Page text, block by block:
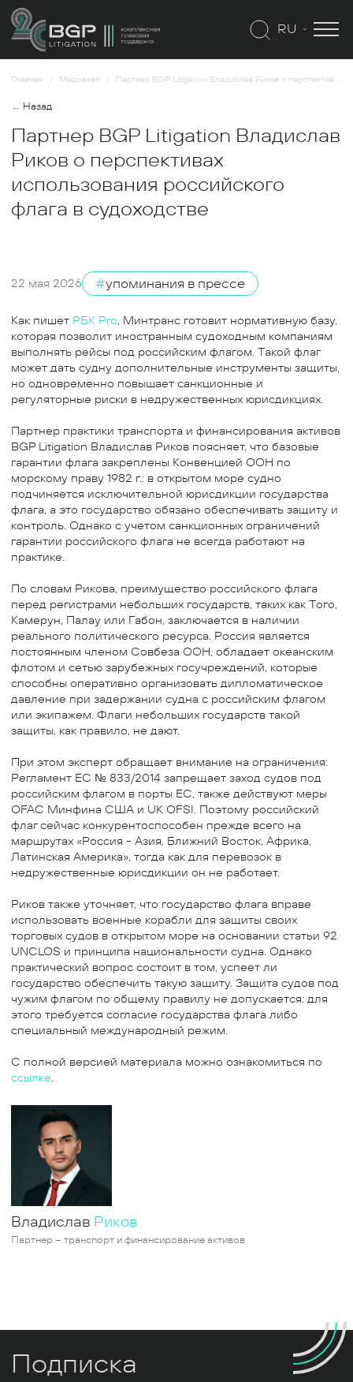
RU
Главная Медиахаб Партнер BGP Litigation Владислав Риков о перспективах использования российского флага в судоходстве
← Назад
Партнер BGP Litigation Владислав
Риков о перспективах
использования российского
флага в судоходстве
22 мая 2026 #упоминания в прессе
Как пишет РБК Pro, Минтранс готовит нормативную базу,
которая позволит иностранным судоходным компаниям
выполнять рейсы под российским флагом. Такой флаг
может дать судну дополнительные инструменты защиты,
но одновременно повышает санкционные и
регуляторные риски в недружественных юрисдикциях.
Партнер практики транспорта и финансирования активов
BGP Litigation Владислав Риков поясняет, что базовые
гарантии флага закреплены Конвенцией ООН по
морскому праву 1982 г.: в открытом море судно
подчиняется исключительной юрисдикции государства
флага, а это государство обязано обеспечивать защиту и
контроль. Однако с учетом санкционных ограничений
гарантии российского флага не всегда работают на
практике.
По словам Рикова, преимущество российского флага
перед регистрами небольших государств, таких как Того,
Камерун, Палау или Габон, заключается в наличии
реального политического ресурса. Россия является
постоянным членом Совбеза ООН, обладает океанским
флотом и сетью зарубежных госучреждений, которые
способны оперативно организовать дипломатическое
давление при задержании судна с российским флагом
или экипажем. Флаги небольших государств такой
защиты, как правило, не дают.
При этом эксперт обращает внимание на ограничения:
Регламент ЕС № 833/2014 запрещает заход судов под
российским флагом в порты ЕС, также действуют меры
OFAC Минфина США и UK OFSI. Поэтому российский
флаг сейчас конкурентоспособен прежде всего на
маршрутах «Россия - Азия, Ближний Восток, Африка,
Латинская Америка», тогда как для перевозок в
недружественные юрисдикции он не работает.
Риков также уточняет, что государство флага вправе
использовать военные корабли для защиты своих
торговых судов в открытом море на основании статьи 92
UNCLOS и принципа национальности судна. Однако
практический вопрос состоит в том, успеет ли
государство обеспечить такую защиту. Защита судов под
чужим флагом по общему правилу не допускается: для
этого требуется согласие государства флага либо
специальный международный режим.
С полной версией материала можно ознакомиться по
ссылке.
Владислав Риков
Партнер – транспорт и финансирование активов
Подписка